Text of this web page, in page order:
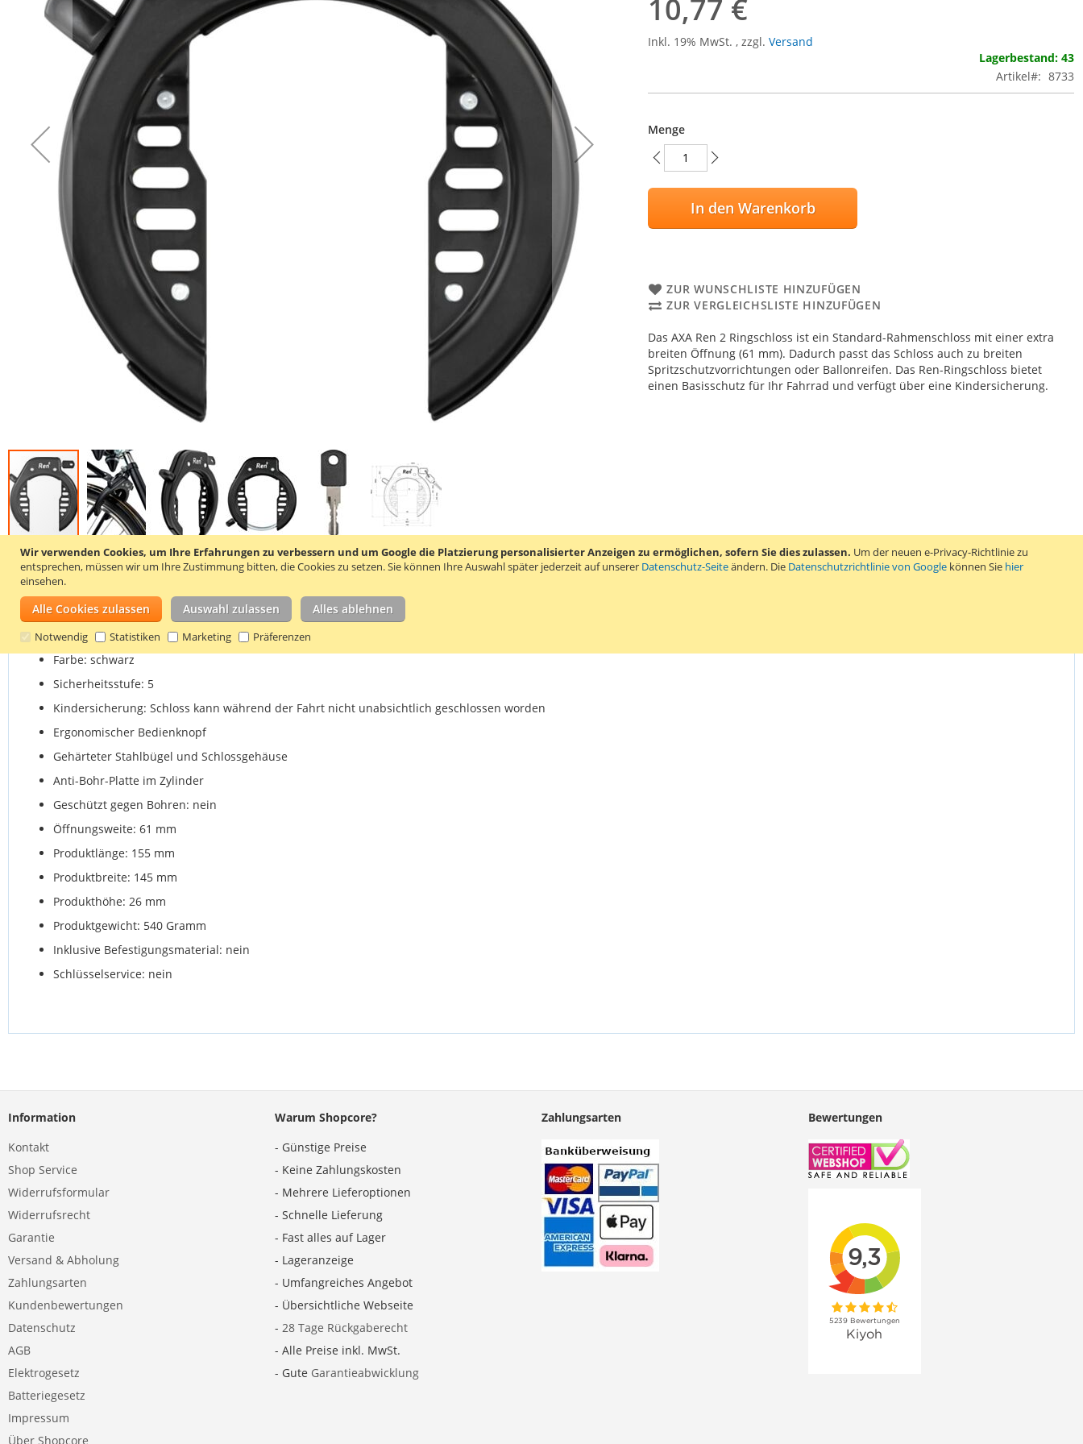
Wir verwenden Cookies, um Ihre Erfahrungen zu verbessern und um Google die Platzierung personalisierter Anzeigen zu ermöglichen, sofern Sie dies zulassen. Um der neuen e-Privacy-Richtlinie zu
entsprechen, müssen wir um Ihre Zustimmung bitten, die Cookies zu setzen.Sie können Ihre Auswahl später jederzeit auf unserer Datenschutz-Seiteändern. Die Datenschutzrichtlinie von Google können Sie hier
einsehen.
Alle Cookies zulassen Auswahl zulassen Alles ablehnen
Notwendig Statistiken Marketing Präferenzen
Zum
Anfang
der
Bildgalerie
springen
10,77 €
Inkl. 19% MwSt., zzgl.Versand
Lagerbestand: 43
Artikel
8733
Menge
In den Warenkorb
ZUR WUNSCHLISTE HINZUFÜGEN
ZUR VERGLEICHSLISTE HINZUFÜGEN
Das AXA Ren 2 Ringschloss ist ein Standard-Rahmenschloss mit einer extra
breiten Öffnung (61 mm). Dadurch passt das Schloss auch zu breiten
Spritzschutzvorrichtungen oder Ballonreifen. Das Ren-Ringschloss bietet
einen Basisschutz für Ihr Fahrrad und verfügt über eine Kindersicherung.
Einzelheiten Produkteigenschaften
Das Ringschloss wird mit 2 Schlüsseln geliefert.
Farbe: schwarz
Sicherheitsstufe: 5
Kindersicherung: Schloss kann während der Fahrt nicht unabsichtlich geschlossen worden
Ergonomischer Bedienknopf
Gehärteter Stahlbügel und Schlossgehäuse
Anti-Bohr-Platte im Zylinder
Geschützt gegen Bohren: nein
Öffnungsweite: 61 mm
Produktlänge: 155 mm
Produktbreite: 145 mm
Produkthöhe: 26 mm
Produktgewicht: 540 Gramm
Inklusive Befestigungsmaterial: nein
Schlüsselservice: nein
Information
Kontakt
Shop Service
Widerrufsformular
Widerrufsrecht
Garantie
Versand & Abholung
Zahlungsarten
Kundenbewertungen
Datenschutz
AGB
Elektrogesetz
Batteriegesetz
Impressum
Über Shopcore
Warum Shopcore?
- Günstige Preise
- Keine Zahlungskosten
- Mehrere Lieferoptionen
- Schnelle Lieferung
- Fast alles auf Lager
- Lageranzeige
- Umfangreiches Angebot
- Übersichtliche Webseite
- 28 Tage Rückgaberecht
- Alle Preise inkl. MwSt.
- Gute Garantieabwicklung
Zahlungsarten Bewertungen